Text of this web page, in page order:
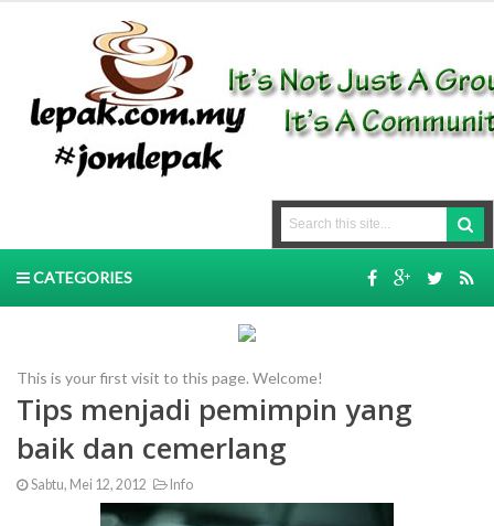
CATEGORIES
This is your first visit to this page. Welcome!
Tips menjadi pemimpin yang
baik dan cemerlang
Sabtu, Mei 12, 2012 Info